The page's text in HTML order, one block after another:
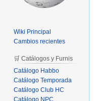
Wiki Principal
Cambios recientes
🛒 Catálogos y Furnis
Catálogo Habbo
Catálogo Temporada
Catálogo Club HC
Catálogo NPC